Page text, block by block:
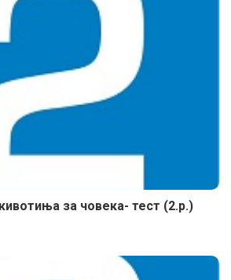
за човека- тест (2.р.)